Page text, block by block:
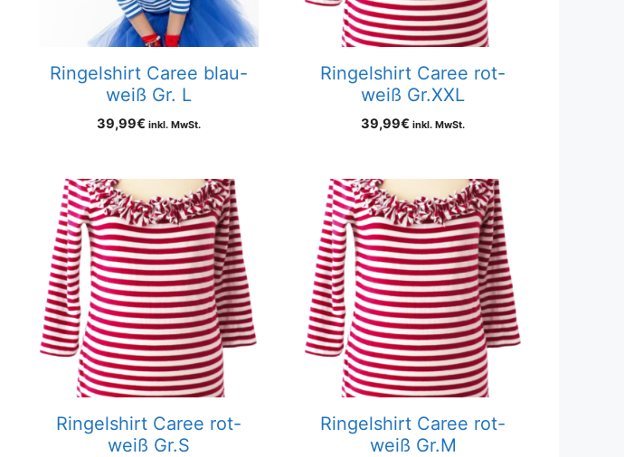
Ringelshirt Caree blau-
weiß Gr. L
39,99€ inkl. MwSt.
Ringelshirt Caree rot-
weiß Gr.XXL
39,99€ inkl. MwSt.
Ringelshirt Caree rot-
weiß Gr.S
Ringelshirt Caree rot-
weiß Gr.M